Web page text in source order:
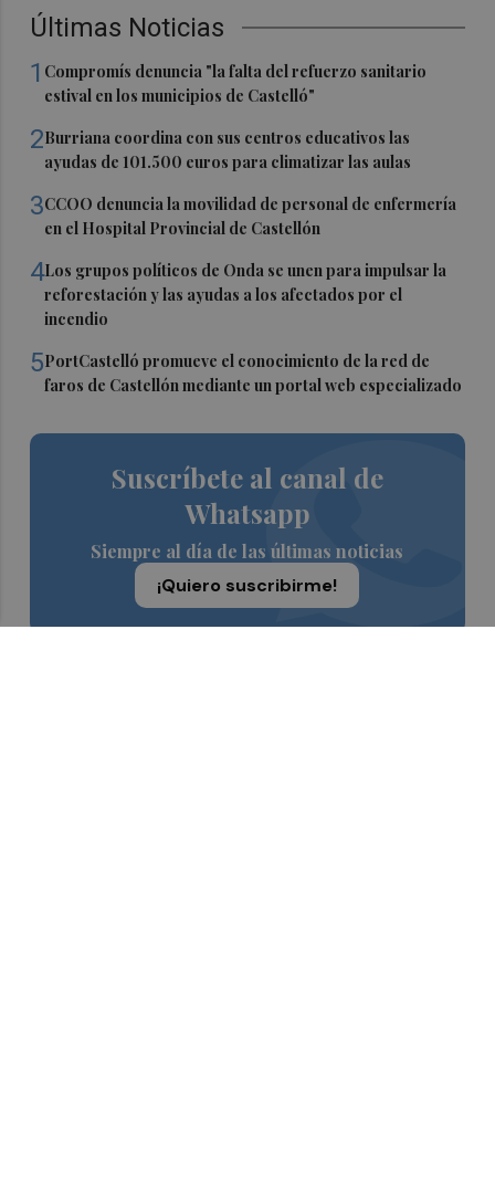
Últimas Noticias
1 Compromís denuncia "la falta del refuerzo sanitario
estival en los municipios de Castelló"
2Burriana coordina con sus centros educativos las
ayudas de 101.500 euros para climatizar las aulas
3CCOO denuncia la movilidad de personal de enfermería
en el Hospital Provincial de Castellón
4Los grupos políticos de Onda se unen para impulsar la
reforestación y las ayudas a los afectados por el
incendio
5PortCastelló promueve el conocimiento de la red de
faros de Castellón mediante un portal web especializado
Suscríbete al canal de
Whatsapp
Siempre al día de las últimas noticias
¡Quiero suscribirme!